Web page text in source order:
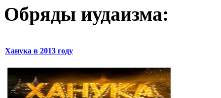
Обряды иудаизма:
Ханука в 2013 году